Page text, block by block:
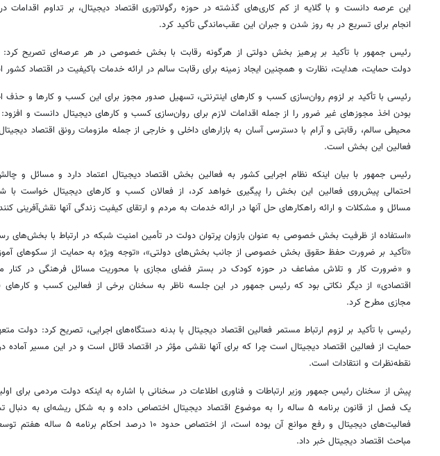
این عرصه دانست و با گلایه از کم کاری‌های گذشته در حوزه رگولاتوری اقتصاد دیجیتال، بر تداوم اقدامات
انجام برای تسریع در به روز شدن و جبران این عقب‌ماندگی تأکید کرد.
رئیس جمهور با تأکید بر پرهیز بخش دولتی از هرگونه رقابت با بخش خصوصی در هر عرصه‌ای تصریح
دولت حمایت، هدایت، نظارت و همچنین ایجاد زمینه برای رقابت سالم در ارائه خدمات باکیفیت در اقتصاد
رئیسی با تأکید بر لزوم روان‌سازی کسب و کارهای اینترنتی، تسهیل صدور مجوز برای این کسب و کارها و حذف
بودن اخذ مجوزهای غیر ضرور را از جمله اقدامات لازم برای روان‌سازی کسب و کارهای دیجیتال دانست و افزود:
محیطی سالم، رقابتی و آرام با دسترسی آسان به بازارهای داخلی و خارجی از جمله ملزومات رونق اقتصاد
فعالین این بخش است.
رئیس جمهور با بیان اینکه نظام اجرایی کشور به فعالین بخش اقتصاد دیجیتال اعتماد دارد و مسائل و
احتمالی پیش‌روی فعالین این بخش را پیگیری خواهد کرد، از فعالان کسب و کارهای دیجیتال خواست با
مسائل و مشکلات و ارائه راهکارهای حل آنها در ارائه خدمات به مردم و ارتقای کیفیت زندگی آنها نقش‌آفرینی
«استفاده از ظرفیت بخش خصوصی به عنوان بازوان پرتوان دولت در تأمین امنیت شبکه در ارتباط با بخش‌های
«تأکید بر ضرورت حفظ حقوق بخش خصوصی از جانب بخش‌های دولتی»، «توجه ویژه به حمایت از سکوهای
و «ضرورت کار و تلاش مضاعف در حوزه کودک در بستر فضای مجازی با محوریت مسائل فرهنگی در کنار
اقتصادی» از دیگر نکاتی بود کهرئیس جمهور در این جلسه ناظر به سخنان برخی از فعالین کسب و کارهای
مجازی مطرح کرد.
رئیسی با تأکید بر لزوم ارتباط مستمر فعالین اقتصاد دیجیتال با بدنه دستگاه‌های اجرایی، تصریح کرد: دولت
حمایت از فعالین اقتصاد دیجیتال است چرا که برای آنها نقشی مؤثر در اقتصاد قائل است و در این مسیر آماده
نقطه‌نظرات و انتقادات است.
پیش از سخنانرئیس جمهور وزیر ارتباطات و فناوری اطلاعات در سخنانی با اشاره به اینکه دولت مردمی برای
یک فصل از قانون برنامه ۵ ساله را به موضوع اقتصاد دیجیتال اختصاص داده و به شکل ریشه‌ای به
فعالیت‌های دیجیتال و رفع موانع آن بوده است، از اختصاص حدود ۱۰ درصد احکام
مباحث اقتصاد دیجیتال خبر داد.
روزنامه‌های صبح شنبه ۱۷ مرداد ۱۴۰۵ روزنامه‌های اقتصادی شنبه ۱۷ مرداد ۱۴۰۵